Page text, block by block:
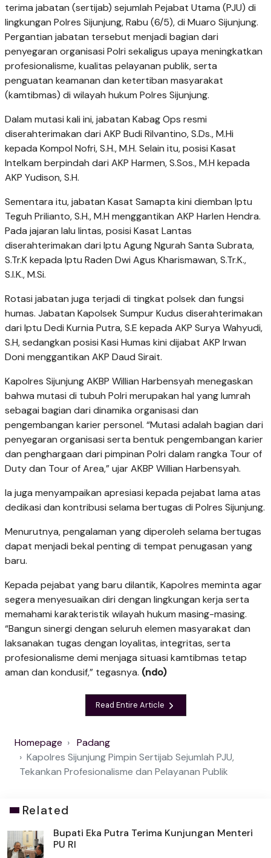
terima jabatan (sertijab) sejumlah Pejabat Utama (PJU) di
lingkungan Polres Sijunjung, Rabu (6/5), di Muaro Sijunjung.
Pergantian jabatan tersebut menjadi bagian dari
penyegaran organisasi Polri sekaligus upaya meningkatkan
profesionalisme, kualitas pelayanan publik, serta
penguatan keamanan dan ketertiban masyarakat
(kamtibmas) di wilayah hukum Polres Sijunjung.
Dalam mutasi kali ini, jabatan Kabag Ops resmi
diserahterimakan dari AKP Budi Rilvantino, S.Ds., M.Hi
kepada Kompol Nofri, S.H., M.H. Selain itu, posisi Kasat
Intelkam berpindah dari AKP Harmen, S.Sos., M.H kepada
AKP Yudison, S.H.
Sementara itu, jabatan Kasat Samapta kini diemban Iptu
Teguh Prilianto, S.H., M.H menggantikan AKP Harlen Hendra.
Pada jajaran lalu lintas, posisi Kasat Lantas
diserahterimakan dari Iptu Agung Ngurah Santa Subrata,
S.Tr.K kepada Iptu Raden Dwi Agus Kharismawan, S.Tr.K.,
S.I.K., M.Si.
Rotasi jabatan juga terjadi di tingkat polsek dan fungsi
humas. Jabatan Kapolsek Sumpur Kudus diserahterimakan
dari Iptu Dedi Kurnia Putra, S.E kepada AKP Surya Wahyudi,
S.H, sedangkan posisi Kasi Humas kini dijabat AKP Irwan
Doni menggantikan AKP Daud Sirait.
Kapolres Sijunjung AKBP Willian Harbensyah menegaskan
bahwa mutasi di tubuh Polri merupakan hal yang lumrah
sebagai bagian dari dinamika organisasi dan
pengembangan karier personel. “Mutasi adalah bagian dari
penyegaran organisasi serta bentuk pengembangan karier
dan penghargaan dari pimpinan Polri dalam rangka Tour of
Duty dan Tour of Area,” ujar AKBP Willian Harbensyah.
Ia juga menyampaikan apresiasi kepada pejabat lama atas
dedikasi dan kontribusi selama bertugas di Polres Sijunjung.
Menurutnya, pengalaman yang diperoleh selama bertugas
dapat menjadi bekal penting di tempat penugasan yang
baru.
Kepada pejabat yang baru dilantik, Kapolres meminta agar
segera menyesuaikan diri dengan lingkungan kerja serta
memahami karakteristik wilayah hukum masing-masing.
“Bangun sinergi dengan seluruh elemen masyarakat dan
laksanakan tugas dengan loyalitas, integritas, serta
profesionalisme demi menjaga situasi kamtibmas tetap
aman dan kondusif,” tegasnya. (ndo)
Read Entire Article
Homepage
Padang
Kapolres Sijunjung Pimpin Sertijab Sejumlah PJU,
Tekankan Profesionalisme dan Pelayanan Publik
Related
Bupati Eka Putra Terima Kunjungan Menteri
PU RI